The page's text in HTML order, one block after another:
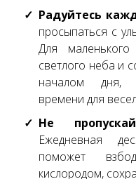
Радуйтесь
просыпаться с
Для
светлого неба и
началом дня,
времени для
Не
Ежедневная
поможет
кислородом,